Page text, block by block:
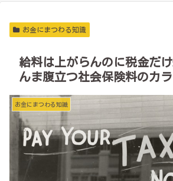
お金にまつわる知識
給料は上がらんのに税金だ
んま腹立つ社会保険料のカ
お金にまつわる知識